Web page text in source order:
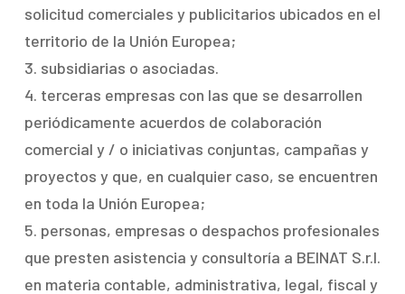
solicitud comerciales y publicitarios ubicados en el
territorio de la Unión Europea;
3. subsidiarias o asociadas.
4. terceras empresas con las que se desarrollen
periódicamente acuerdos de colaboración
comercial y / o iniciativas conjuntas, campañas y
proyectos y que, en cualquier caso, se encuentren
en toda la Unión Europea;
5. personas, empresas o despachos profesionales
que presten asistencia y consultoría a BEINAT S.r.l.
en materia contable, administrativa, legal, fiscal y